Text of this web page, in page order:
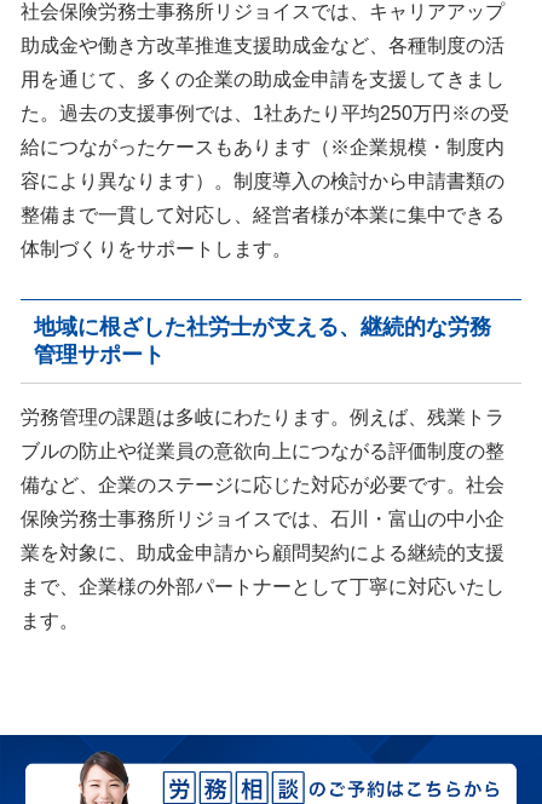
社会保険労務士事務所リジョイスでは、キャリアアップ
助成金や働き方改革推進支援助成金など、各種制度の活
用を通じて、多くの企業の助成金申請を支援してきまし
た。過去の支援事例では、1社あたり平均250万円※の受
給につながったケースもあります（※企業規模・制度内
容により異なります）。制度導入の検討から申請書類の
整備まで一貫して対応し、経営者様が本業に集中できる
体制づくりをサポートします。
地域に根ざした社労士が支える、継続的な労務
管理サポート
労務管理の課題は多岐にわたります。例えば、残業トラ
ブルの防止や従業員の意欲向上につながる評価制度の整
備など、企業のステージに応じた対応が必要です。社会
保険労務士事務所リジョイスでは、石川・富山の中小企
業を対象に、助成金申請から顧問契約による継続的支援
まで、企業様の外部パートナーとして丁寧に対応いたし
ます。